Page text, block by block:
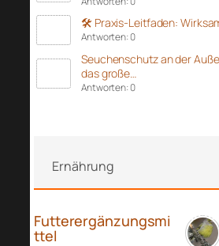
🛠️ Praxis-Leitfaden:
Antworten: 0
Seuchenschutz an der
das große…
Antworten: 0
Ernährung
Futterergänzungsmi
ttel